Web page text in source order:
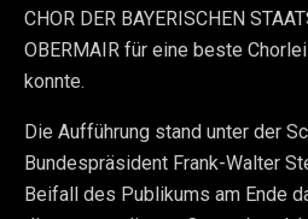
CHOR DER BAYERISCHEN
OBERMAIR für eine beste
konnte.
Die Aufführung stand unter der
Bundespräsident Frank-Walter
Beifall des Publikums am Ende